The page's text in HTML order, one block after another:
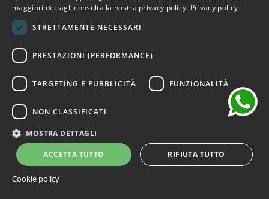
GERMAN
maggiori dettagli consulta la nostra privacy policy. Privacy policy
STRETTAMENTE NECESSARI
PRESTAZIONI (PERFORMANCE)
TARGETING E PUBBLICITÀ FUNZIONALITÀ
NON CLASSIFICATI
MOSTRA DETTAGLI
ACCETTA TUTTO RIFIUTA TUTTO
Cookie policy